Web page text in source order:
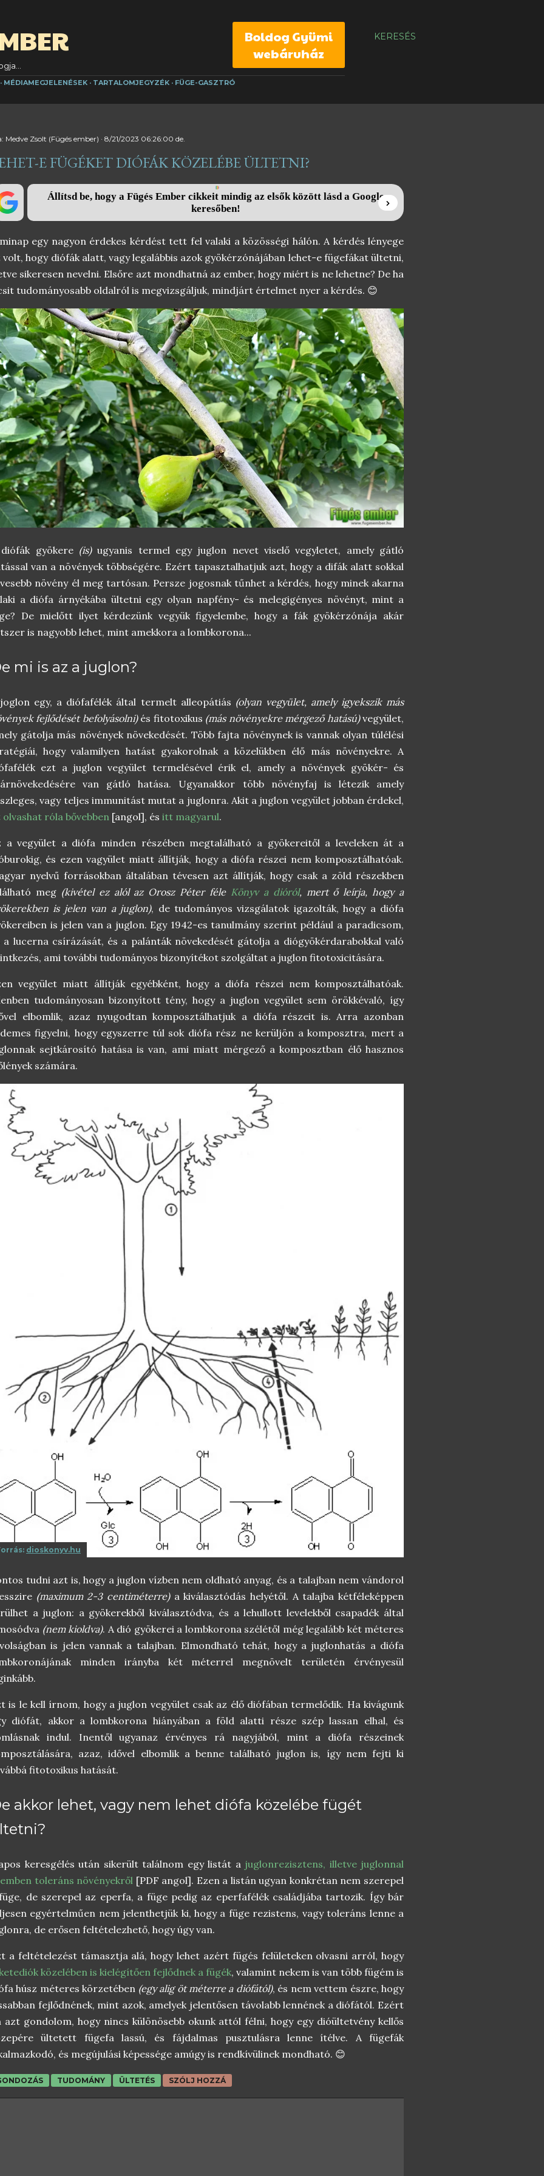
KERESÉS
Boldog Gyümi
webáruház
MÉDIAMEGJELENÉSEK TARTALOMJEGYZÉK FÜGE-GASZTRÓ
Medve Zsolt (Fügés ember) 8/21/2023 06:26:00 de.
E FÜGÉKET DIÓFÁK KÖZELÉBE ÜLTETNI?
Állítsd be, hogy a Fügés Ember cikkeit mindig az elsők között lásd a Google
keresőben!
egy nagyon érdekes kérdést tett fel valaki a közösségi hálón. A kérdés lényege
volt, hogy diófák alatt, vagy legalábbis azok gyökérzónájában lehet-e fügefákat ültetni,
sikeresen nevelni. Elsőre azt mondhatná az ember, hogy miért is ne lehetne? De ha
tudományosabb oldalról is megvizsgáljuk, mindjárt értelmet nyer a kérdés. 😊
gyökere (is)ugyanis termel egy juglon nevet viselő vegyletet, amely gátló
van a növények többségére. Ezért tapasztalhatjuk azt, hogy a difák alatt sokkal
növény él meg tartósan. Persze jogosnak tűnhet a kérdés, hogy minek akarna
a diófa árnyékába ültetni egy olyan napfény- és melegigényes növényt, mint a
De mielőtt ilyet kérdezünk vegyük figyelembe, hogy a fák gyökérzónája akár
is nagyobb lehet, mint amekkora a lombkorona...
mi is az a juglon?
egy, a diófafélék által termelt alleopátiás (olyan vegyület, amely igyekszik más
fejlődését befolyásolni)és fitotoxikus (más növényekre mérgező hatású)vegyület,
gátolja más növények növekedését. Több fajta növénynek is vannak olyan túlélési
hogy valamilyen hatást gyakorolnak a közelükben élő más növényekre. A
ezt a juglon vegyület termelésével érik el, amely a növények gyökér- és
van gátló hatása. Ugyanakkor több növényfaj is létezik amely
vagy teljes immunitást mutat a juglonra. Akit a juglon vegyület jobban érdekel,
róla bővebben [angol], és itt magyarul.
a vegyület a diófa minden részében megtalálható a gyökereitől a leveleken át a
és ezen vagyület miatt állítják, hogy a diófa részei nem komposztálhatóak.
nyelvű forrásokban általában tévesen azt állítják, hogy csak a zöld részekben
meg (kivétel ez alól az Orosz Péter féle Könyv a dióról, mert ő leírja, hogy a
is jelen van a juglon), de tudományos vizsgálatok igazolták, hogy a diófa
is jelen van a juglon. Egy 1942-es tanulmány szerint például a paradicsom,
a lucerna csírázását, és a palánták növekedését gátolja a diógyökérdarabokkal való
ami további tudományos bizonyítékot szolgáltat a juglon fitotoxicitására.
vegyület miatt állítják egyébként, hogy a diófa részei nem komposztálhatóak.
tudományosan bizonyított tény, hogy a juglon vegyület sem örökkévaló, így
elbomlik, azaz nyugodtan komposztálhatjuk a diófa részeit is. Arra azonban
figyelni, hogy egyszerre túl sok diófa rész ne kerüljön a komposztra, mert a
sejtkárosító hatása is van, ami miatt mérgező a komposztban élő hasznos
számára.
dioskonyv.hu
tudni azt is, hogy a juglon vízben nem oldható anyag, és a talajban nem vándorol
(maximum 2-3 centiméterre)a kiválasztódás helyétől. A talajba kétféleképpen
a juglon: a gyökerekből kiválasztódva, és a lehullott levelekből csapadék által
(nem kioldva). A dió gyökerei a lombkorona szélétől még legalább két méteres
is jelen vannak a talajban. Elmondható tehát, hogy a juglonhatás a diófa
minden irányba két méterrel megnövelt területén érvényesül
is le kell írnom, hogy a juglon vegyület csak az élő diófában termelődik. Ha kivágunk
diófát, akkor a lombkorona hiányában a föld alatti része szép lassan elhal, és
indul. Inentől ugyanaz érvényes rá nagyjából, mint a diófa részeinek
azaz, idővel elbomlik a benne található juglon is, így nem fejti ki
fitotoxikus hatását.
akkor lehet, vagy nem lehet diófa közelébe fügét
keresgélés után sikerült találnom egy listát a juglonrezisztens, illetve juglonnal
toleráns növényekről [PDF angol]. Ezen a listán ugyan konkrétan nem szerepel
de szerepel az eperfa, a füge pedig az eperfafélék családjába tartozik. Így bár
egyértelműen nem jelenthetjük ki, hogy a füge rezistens, vagy toleráns lenne a
de erősen feltételezhető, hogy úgy van.
a feltételezést támasztja alá, hogy lehet azért fügés felületeken olvasni arról, hogy
közelében is kielégítően fejlődnek a fügék, valamint nekem is van több fügém is
húsz méteres körzetében (egy alig öt méterre a diófától), és nem vettem észre, hogy
fejlődnének, mint azok, amelyek jelentősen távolabb lennének a diófától. Ezért
azt gondolom, hogy nincs különösebb okunk attól félni, hogy egy dióültetvény kellős
ültetett fügefa lassú, és fájdalmas pusztulásra lenne ítélve. A fügefák
és megújulási képessége amúgy is rendkívülinek mondható. 😊
TUDOMÁNY ÜLTETÉS SZÓLJ HOZZÁ